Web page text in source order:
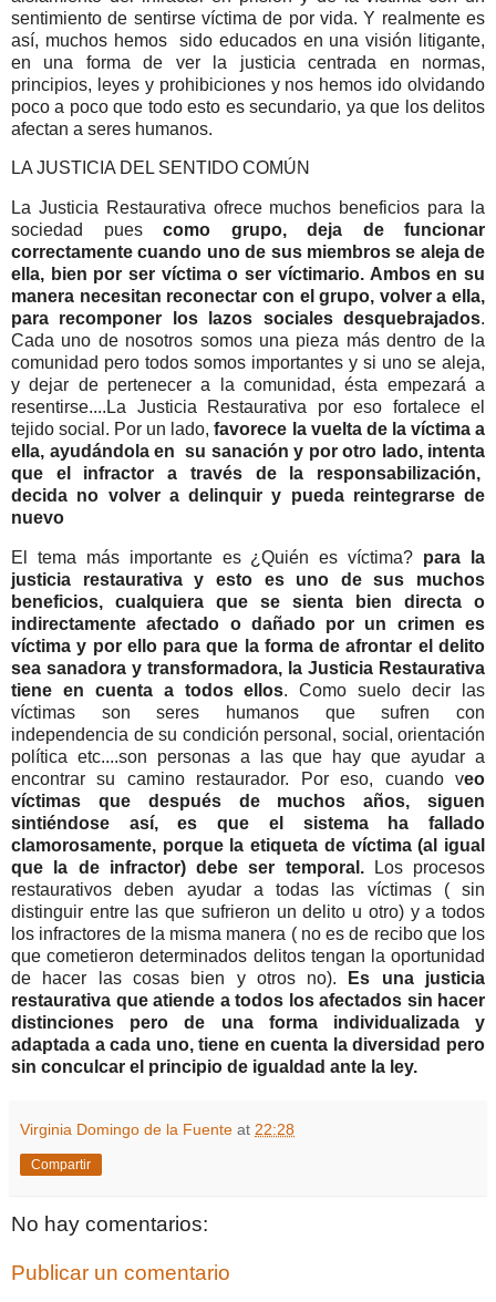
sentimiento de sentirse víctima de por vida. Y realmente es
así, muchos hemos sido educados en una visión litigante,
en una forma de ver la justicia centrada en normas,
principios, leyes y prohibiciones y nos hemos ido olvidando
poco a poco que todo esto es secundario, ya que los delitos
afectan a seres humanos.
LA JUSTICIA DEL SENTIDO COMÚN
La Justicia Restaurativa ofrece muchos beneficios para la
sociedad pues como grupo, deja de funcionar
correctamente cuando uno de sus miembros se aleja de
ella, bien por ser víctima o ser víctimario. Ambos en su
manera necesitan reconectar con el grupo, volver a ella,
para recomponer los lazos sociales desquebrajados.
Cada uno de nosotros somos una pieza más dentro de la
comunidad pero todos somos importantes y si uno se aleja,
y dejar de pertenecer a la comunidad, ésta empezará a
resentirse....La Justicia Restaurativa por eso fortalece el
tejido social. Por un lado,favorece la vuelta de la víctima a
ella, ayudándola en su sanación y por otro lado, intenta
que el infractor a través de la responsabilización,
decida no volver a delinquir y pueda reintegrarse de
nuevo
El tema más importante es ¿Quién es víctima? para la
justicia restaurativa y esto es uno de sus muchos
beneficios, cualquiera que se sienta bien directa o
indirectamente afectado o dañado por un crimen es
víctima y por ello para que la forma de afrontar el delito
sea sanadora y transformadora, la Justicia Restaurativa
tiene en cuenta a todos ellos. Como suelo decir las
víctimas son seres humanos que sufren con
independencia de su condición personal, social, orientación
política etc....son personas a las que hay que ayudar a
encontrar su camino restaurador. Por eso, cuando veo
víctimas que después de muchos años, siguen
sintiéndose así, es que el sistema ha fallado
clamorosamente, porque la etiqueta de víctima (al igual
que la de infractor) debe ser temporal.Los procesos
restaurativos deben ayudar a todas las víctimas ( sin
distinguir entre las que sufrieron un delito u otro) y a todos
los infractores de la misma manera ( no es de recibo que los
que cometieron determinados delitos tengan la oportunidad
de hacer las cosas bien y otros no).
Es una justicia
restaurativa que atiende a todos los afectados sin hacer
distinciones pero de una forma individualizada y
adaptada a cada uno, tiene en cuenta la diversidad pero
sin conculcar el principio de igualdad ante la ley.
Virginia Domingo de la Fuente at 22:28
Compartir
No hay comentarios:
Publicar un comentario